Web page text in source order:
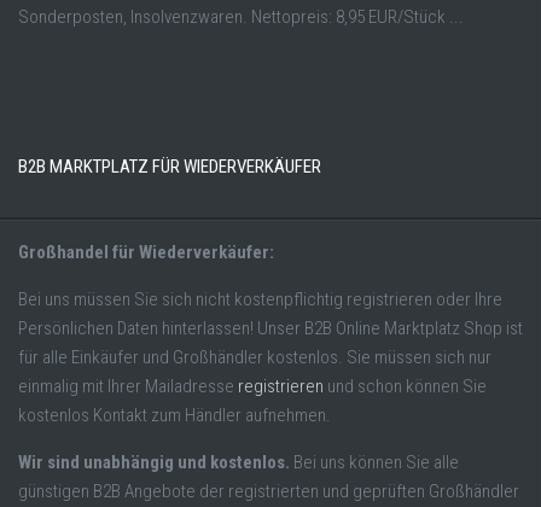
Sonderposten, Insolvenzwaren. Nettopreis: 8,95 EUR/Stück ...
B2B MARKTPLATZ FÜR WIEDERVERKÄUFER
Großhandel für Wiederverkäufer:
Bei uns müssen Sie sich nicht kostenpflichtig registrieren oder Ihre
Persönlichen Daten hinterlassen! Unser B2B Online Marktplatz Shop ist
für alle Einkäufer und Großhändler kostenlos. Sie müssen sich nur
einmalig mit Ihrer Mailadresse registrieren und schon können Sie
kostenlos Kontakt zum Händler aufnehmen.
Wir sind unabhängig und kostenlos. Bei uns können Sie alle
günstigen B2B Angebote der registrierten und geprüften Großhändler